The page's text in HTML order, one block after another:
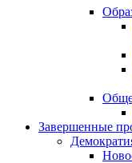
Завершенные